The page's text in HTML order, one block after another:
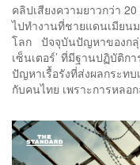
คลิปเสียงความยาวกว่า
ไปทำงานที่ชายแดนเมียน
โลก ปัจจุบันปัญหาของกลุ่
เซ็นเตอร์’ ที่มีฐานปฏิบัติก
ปัญหาเรื้อรังที่ส่งผลกระท
กับคนไทย เพราะการหลอก